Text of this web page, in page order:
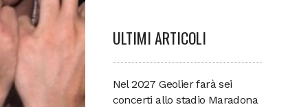
ULTIMI ARTICOLI
Nel 2027 Geolier farà sei
concerti allo stadio Maradona